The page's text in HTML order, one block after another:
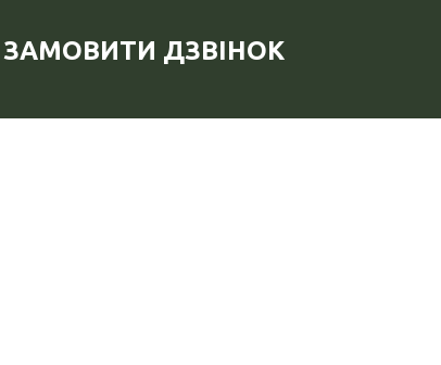
ЗАМОВИТИ ДЗВІНОК